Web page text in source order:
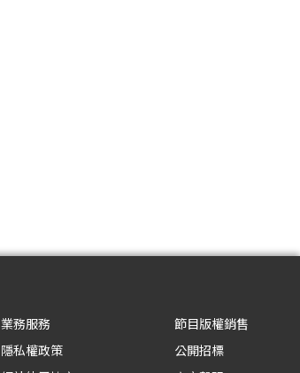
業務服務
隱私權政策
節目版權銷售
公開招標